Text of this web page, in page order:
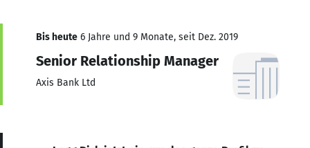
Bis heute 6 Jahre und 9 Monate, seit Dez. 2019
Senior Relationship Manager
Axis Bank Ltd